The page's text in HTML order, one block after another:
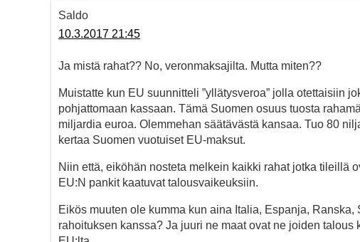
Saldo
10.3.2017 21:45
Ja mistä rahat?? No, veronmaksajilta. Mutta miten??
Muistatte kun EU suunnitteli ”yllätysveroa” jolla otettaisiin
pohjattomaan kassaan. Tämä Suomen osuus tuosta
miljardia euroa. Olemmehan säätävästä kansaa. Tuo 80
kertaa Suomen vuotuiset EU-maksut.
Niin että, eiköhän nosteta melkein kaikki rahat jotka tileillä
EU:N pankit kaatuvat talousvaikeuksiin.
Eikös muuten ole kumma kun aina Italia, Espanja,
rahoituksen kanssa? Ja juuri ne maat ovat ne joiden